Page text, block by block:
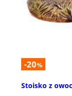
-20%
Stoisko z